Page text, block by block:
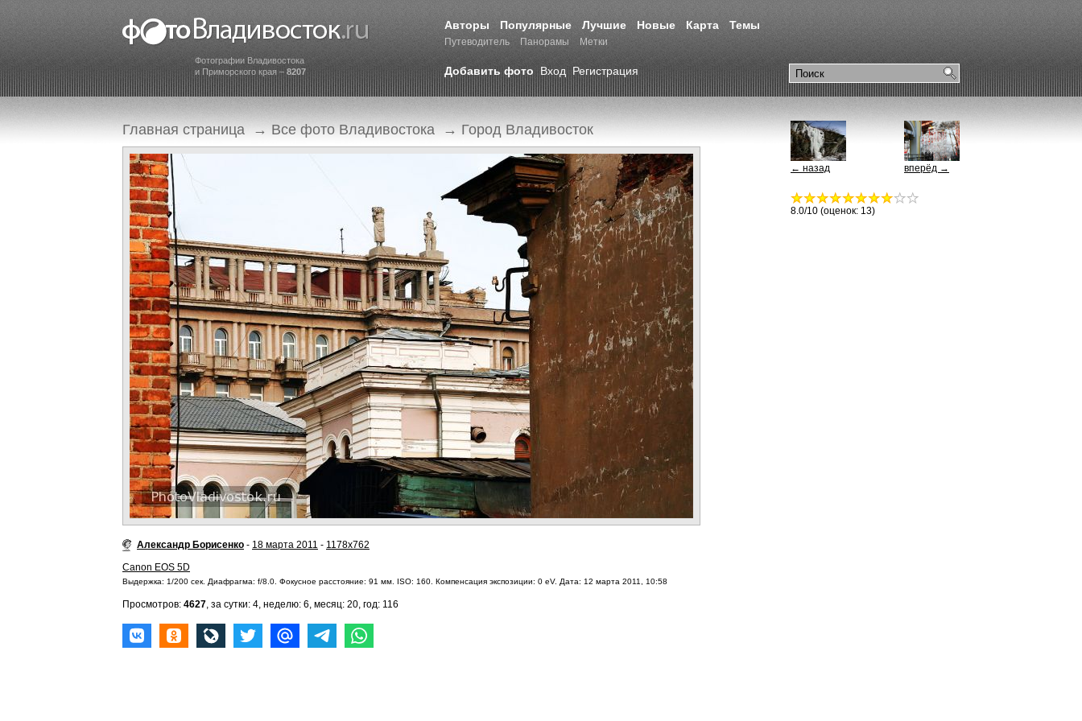
Фотографии Владивостока
и Приморского края – 8207
Авторы Популярные Лучшие Новые Карта Темы
Путеводитель Панорамы Метки
Добавить фото Вход Регистрация
Главная страница → Все фото Владивостока → Город Владивосток
Александр Борисенко - 18 марта 2011 - 1178x762
Canon EOS 5D
Выдержка: 1/200 сек. Диафрагма: f/8.0. Фокусное расстояние: 91 мм. ISO: 160. Компенсация экспозиции: 0 eV. Дата: 12 марта 2011, 10:58
Просмотров: 4627, за сутки: 4, неделю: 6, месяц: 20, год: 116
вперёд →
← назад
8.0/10 (оценок: 13)